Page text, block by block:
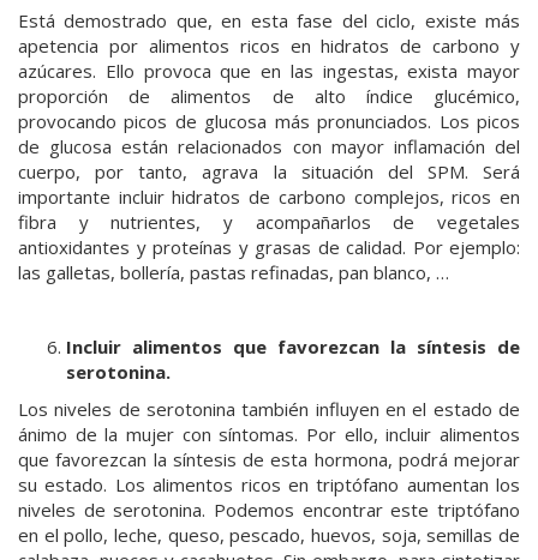
Está demostrado que, en esta fase del ciclo, existe más
apetencia por alimentos ricos en hidratos de carbono y
azúcares. Ello provoca que en las ingestas, exista mayor
proporción de alimentos de alto índice glucémico,
provocando picos de glucosa más pronunciados. Los picos
de glucosa están relacionados con mayor inflamación del
cuerpo, por tanto, agrava la situación del SPM. Será
importante incluir hidratos de carbono complejos, ricos en
fibra y nutrientes, y acompañarlos de vegetales
antioxidantes y proteínas y grasas de calidad. Por ejemplo:
las galletas, bollería, pastas refinadas, pan blanco, …
Incluir alimentos que favorezcan la síntesis de
serotonina.
Los niveles de serotonina también influyen en el estado de
ánimo de la mujer con síntomas. Por ello, incluir alimentos
que favorezcan la síntesis de esta hormona, podrá mejorar
su estado. Los alimentos ricos en triptófano aumentan los
niveles de serotonina. Podemos encontrar este triptófano
en el pollo, leche, queso, pescado, huevos, soja, semillas de